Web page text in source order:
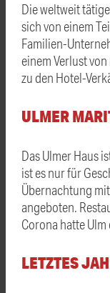
Die weltweit
sich von einem
Familien-
einem Verlust
zu den Hotel-
ULMER
Das Ulmer Haus
ist es nur für
Übernachtung
angeboten.
Corona hatte
LETZTES